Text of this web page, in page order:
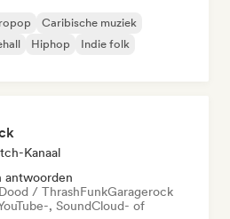
Caribische muziek
Hiphop
Indie folk
Kanaal
antwoorden
Dood / ThrashFunkGaragerock
, SoundCloud- of